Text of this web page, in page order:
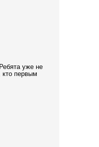
уже не
кто первым